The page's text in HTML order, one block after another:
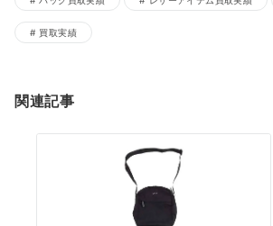
買取実績
関連記事